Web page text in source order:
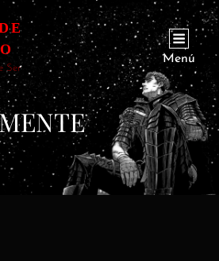
Ser
Menú